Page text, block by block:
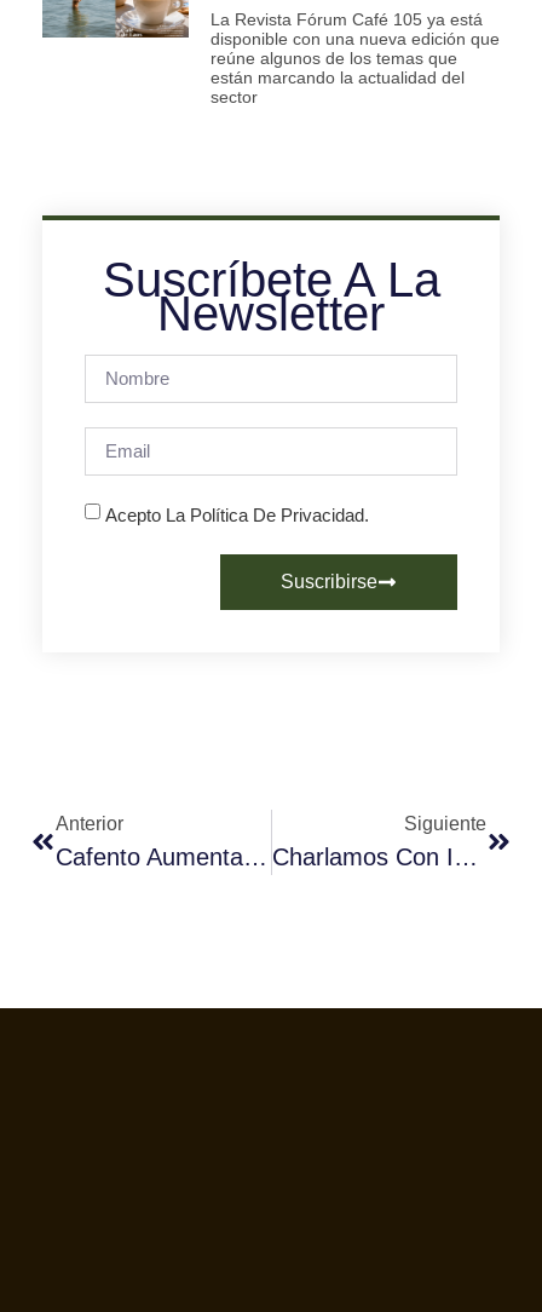
La Revista Fórum Café 105 ya está
disponible con una nueva edición que
reúne algunos de los temas que
están marcando la actualidad del
sector
Suscríbete A La
Newsletter
Acepto La Política De Privacidad.
Suscribirse
Anterior
Cafento Aumenta El 20% Sus Exportaciones Y Ya Vende En Quince Países
Siguiente
Charlamos Con Ishak Lukenge, Presidente De La African Fines Coffee Association